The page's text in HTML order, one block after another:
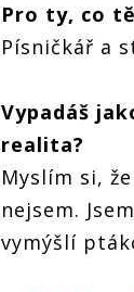
interview: Na
si nehraju a tím
pádem jsem
Pro ty, co
Písničkář a
Vypadáš
realita?
Myslím si,
nejsem.
vymýšlí